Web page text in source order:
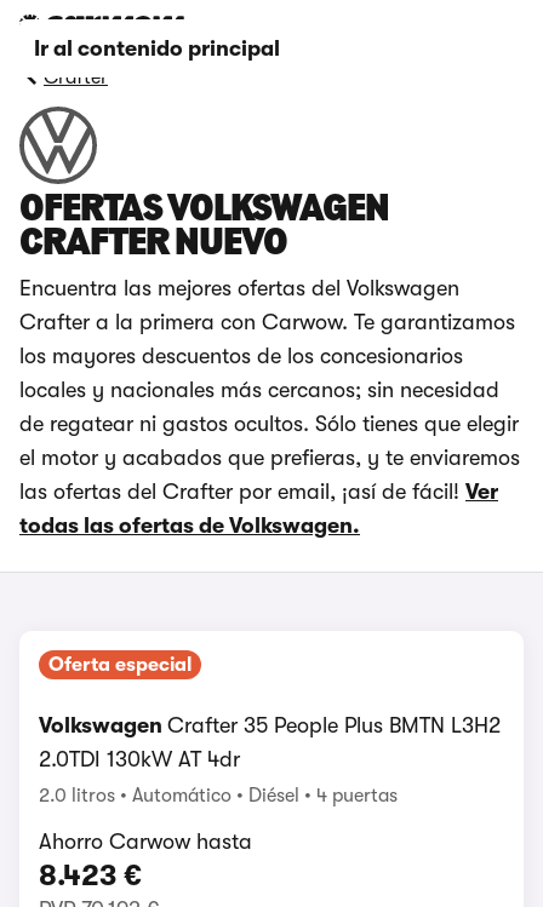
Ir al contenido principal
Crafter
OFERTAS VOLKSWAGEN
CRAFTER NUEVO
Encuentra las mejores ofertas del Volkswagen
Crafter a la primera con Carwow. Te garantizamos
los mayores descuentos de los concesionarios
locales y nacionales más cercanos; sin necesidad
de regatear ni gastos ocultos. Sólo tienes que elegir
el motor y acabados que prefieras, y te enviaremos
las ofertas del Crafter por email, ¡así de fácil! Ver
todas las ofertas de Volkswagen.
Oferta especial
Volkswagen Crafter 35 People Plus BMTN L3H2
2.0TDI 130kW AT 4dr
2.0 litros Automático Diésel 4 puertas
Ahorro Carwow hasta
8.423 €